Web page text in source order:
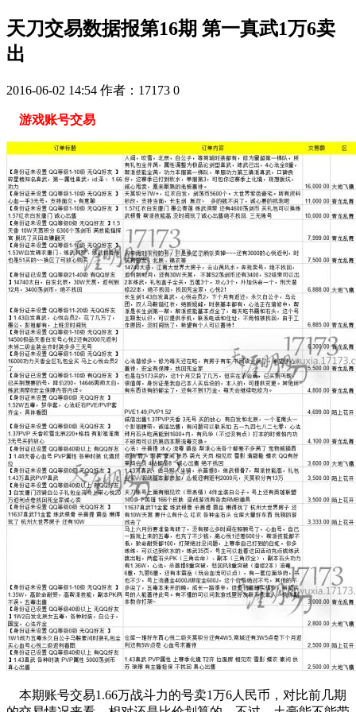
天刀交易数据报第16期 第一真武1万6卖
出
2016-06-02 14:54 作者：17173 0
游戏账号交易
本期账号交易1.66万战斗力的号卖1万6人民币，对比前几期